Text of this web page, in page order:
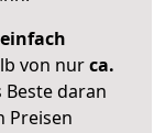
von nurca.
Beste daran
Preisen